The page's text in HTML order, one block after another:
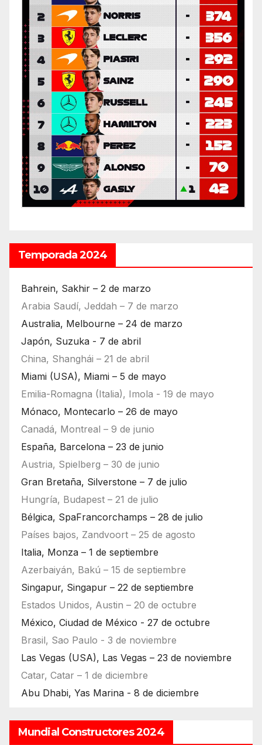
Temporada 2024
Bahrein, Sakhir – 2 de marzo
Arabia Saudí, Jeddah – 7 de marzo
Australia, Melbourne – 24 de marzo
Japón, Suzuka - 7 de abril
China, Shanghái – 21 de abril
Miami (USA), Miami – 5 de mayo
Emilia-Romagna (Italia), Imola - 19 de mayo
Mónaco, Montecarlo – 26 de mayo
Canadá, Montreal – 9 de junio
España, Barcelona – 23 de junio
Austria, Spielberg – 30 de junio
Gran Bretaña, Silverstone – 7 de julio
Hungría, Budapest – 21 de julio
Bélgica, SpaFrancorchamps – 28 de julio
Países bajos, Zandvoort – 25 de agosto
Italia, Monza – 1 de septiembre
Azerbaiyán, Bakú – 15 de septiembre
Singapur, Singapur – 22 de septiembre
Estados Unidos, Austin – 20 de octubre
México, Ciudad de México - 27 de octubre
Brasil, Sao Paulo - 3 de noviembre
Las Vegas (USA), Las Vegas – 23 de noviembre
Catar, Catar – 1 de diciembre
Abu Dhabi, Yas Marina - 8 de diciembre
Mundial Constructores 2024